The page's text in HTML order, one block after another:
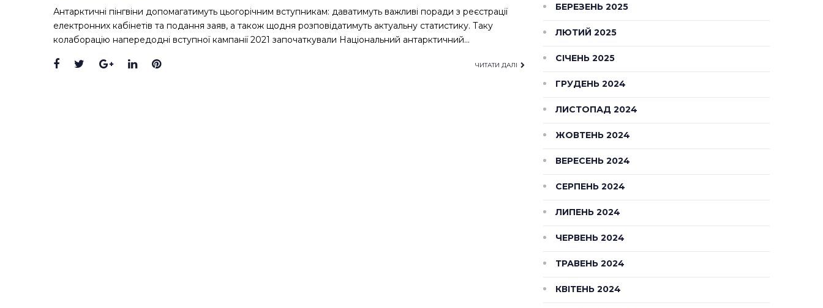
Антарктичні пінгвіни допомагатимуть цьогорічним вступникам: даватимуть важливі поради з реєстрації
електронних кабінетів та подання заяв, а також щодня розповідатимуть актуальну статистику. Таку
колаборацію напередодні вступної кампанії 2021 започаткували Національний антарктичний…
Facebook
TwitterGoogle+
LinkedInPinterest ЧИТАТИ ДАЛІ
БЕРЕЗЕНЬ 2025
ЛЮТИЙ 2025
СІЧЕНЬ 2025
ГРУДЕНЬ 2024
ЛИСТОПАД 2024
ЖОВТЕНЬ 2024
ВЕРЕСЕНЬ 2024
СЕРПЕНЬ 2024
ЛИПЕНЬ 2024
ЧЕРВЕНЬ 2024
ТРАВЕНЬ 2024
КВІТЕНЬ 2024